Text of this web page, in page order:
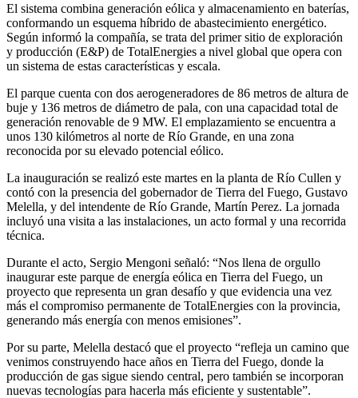
El sistema combina generación eólica y almacenamiento en baterías,
conformando un esquema híbrido de abastecimiento energético.
Según informó la compañía, se trata del primer sitio de exploración
y producción (E&P) de TotalEnergies a nivel global que opera con
un sistema de estas características y escala.
El parque cuenta con dos aerogeneradores de 86 metros de altura de
buje y 136 metros de diámetro de pala, con una capacidad total de
generación renovable de 9 MW. El emplazamiento se encuentra a
unos 130 kilómetros al norte de Río Grande, en una zona
reconocida por su elevado potencial eólico.
La inauguración se realizó este martes en la planta de Río Cullen y
contó con la presencia del gobernador de Tierra del Fuego, Gustavo
Melella, y del intendente de Río Grande, Martín Perez. La jornada
incluyó una visita a las instalaciones, un acto formal y una recorrida
técnica.
Durante el acto, Sergio Mengoni señaló: “Nos llena de orgullo
inaugurar este parque de energía eólica en Tierra del Fuego, un
proyecto que representa un gran desafío y que evidencia una vez
más el compromiso permanente de TotalEnergies con la provincia,
generando más energía con menos emisiones”.
Por su parte, Melella destacó que el proyecto “refleja un camino que
venimos construyendo hace años en Tierra del Fuego, donde la
producción de gas sigue siendo central, pero también se incorporan
nuevas tecnologías para hacerla más eficiente y sustentable”.